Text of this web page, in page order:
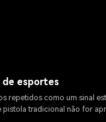
de esportes
repetidos como um sinal
pistola tradicional não for